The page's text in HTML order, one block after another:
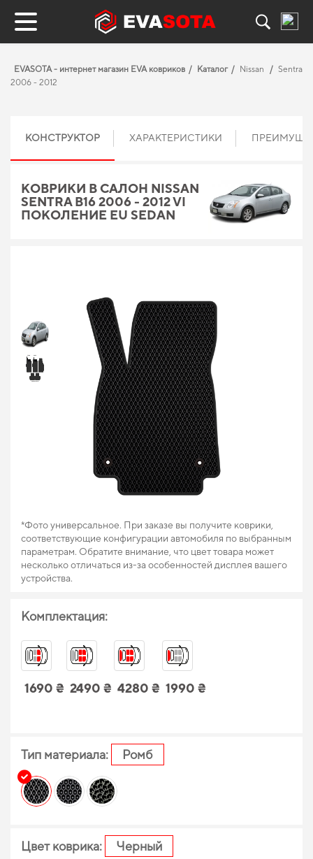
EVASOTA - интернет магазин EVA ковриков Каталог Nissan
Sentra
2006 - 2012
КОНСТРУКТОР ХАРАКТЕРИСТИКИ
КОВРИКИ В САЛОН NISSAN
SENTRA B16 2006 - 2012 VI
ПОКОЛЕНИЕ EU SEDAN
*Фото универсальное. При заказе вы получите коврики,
соответствующие конфигурации автомобиля по выбранным
параметрам. Обратите внимание, что цвет товара может
несколько отличаться из-за особенностей дисплея вашего
устройства.
Комплектация:
1690 ₴ 2490 ₴ 4280 ₴ 1990 ₴
Тип материала: Ромб
Цвет коврика: Черный